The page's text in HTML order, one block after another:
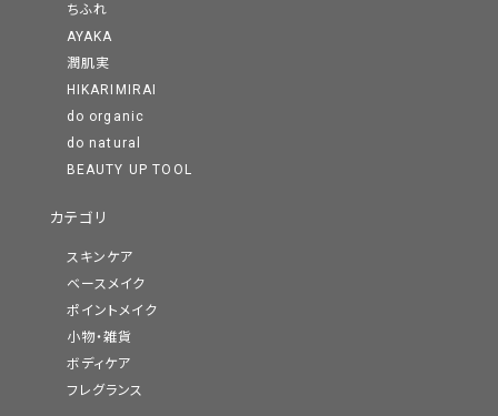
ちふれ
AYAKA
潤肌実
HIKARIMIRAI
do organic
do natural
BEAUTY UP TOOL
カテゴリ
スキンケア
ベースメイク
ポイントメイク
小物・雑貨
ボディケア
フレグランス